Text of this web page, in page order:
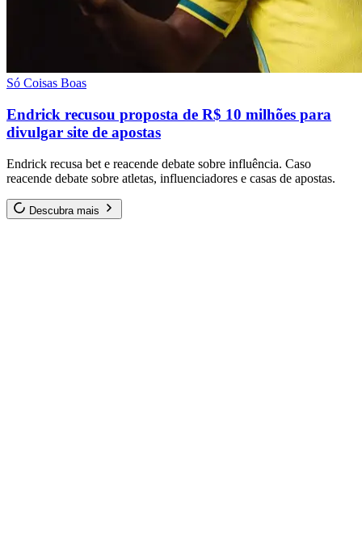
Só Coisas Boas
Endrick recusou proposta de R$ 10 milhões para
divulgar site de apostas
Endrick recusa bet e reacende debate sobre influência. Caso
reacende debate sobre atletas, influenciadores e casas de apostas.
Descubra mais